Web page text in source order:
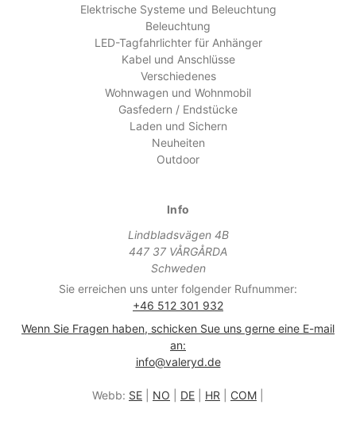
Elektrische Systeme und Beleuchtung
Beleuchtung
LED-Tagfahrlichter für Anhänger
Kabel und Anschlüsse
Verschiedenes
Wohnwagen und Wohnmobil
Gasfedern / Endstücke
Laden und Sichern
Neuheiten
Outdoor
Info
Lindbladsvägen 4B
447 37 VÅRGÅRDA
Schweden
Sie erreichen uns unter folgender Rufnummer:
+46 512 301 932
Wenn Sie Fragen haben, schicken Sue uns gerne eine E-mail
an:
info@valeryd.de
Webb: SE NO DE HR COM